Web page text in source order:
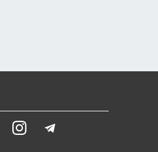
YoutubeInstagram